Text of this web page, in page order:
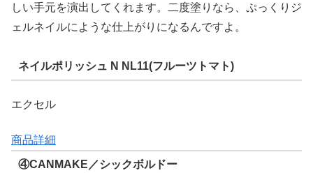
しい手元を演出してくれます。二度塗りなら、ぷっくりジ
ェルネイルにような仕上がりになるんですよ。
ネイルポリッシュ N NL11(フルーツトマト)
エクセル
商品詳細
④CANMAKE／シックボルドー